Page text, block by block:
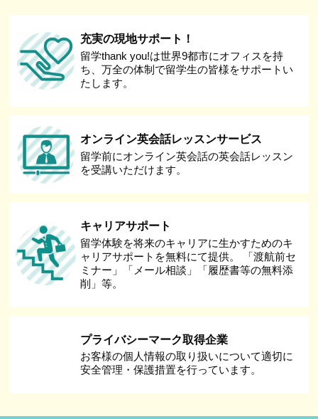
充実の現地サポート！
留学thank you!は世界9都市にオフィスを持
ち、万全の体制で留学生の皆様をサポートい
たします。
オンライン英会話レッスンサービス
留学前にオンライン英会話の英会話レッスン
を受講いただけます。
キャリアサポート
留学体験を将来のキャリアに生かすためのキ
ャリアサポートを無料にて提供。 「渡航前セ
ミナー」「メール相談」「履歴書等の無料添
削」等。
プライバシーマーク取得企業
お客様の個人情報の取り扱いについて適切に
安全管理・保護措置を行っています。